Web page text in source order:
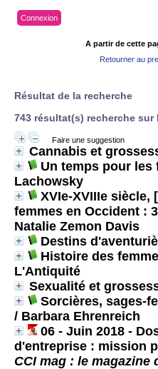
Connexion
A partir de cette
Retourner au
Résultat de la recherche
743 résultat(s) recherche sur
Faire une suggestion
Cannabis et
Un temps pour les
Lachowsky
XVIe-XVIIIe siècle,
femmes en Occident :
Natalie Zemon Davis
Destins
Histoire des
L'Antiquité
Sexualité et
Sorcières, sages-
/ Barbara Ehrenreich
06 - Juin 2018 -
d'entreprise : mission
CCI mag : le magazine